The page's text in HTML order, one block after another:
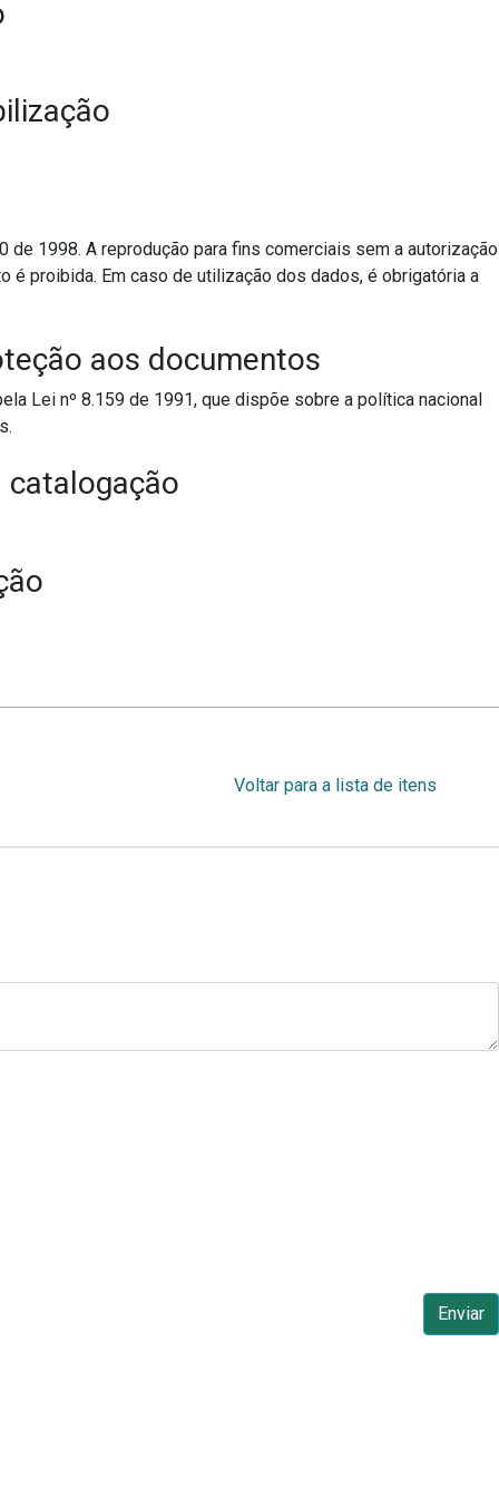
de 1998. A reprodução para fins comerciais sem a autorização
é proibida. Em caso de utilização dos dados, é obrigatória a
aos documentos
Lei nº 8.159 de 1991, que dispõe sobre a política nacional
catalogação
Voltar para a lista de itens